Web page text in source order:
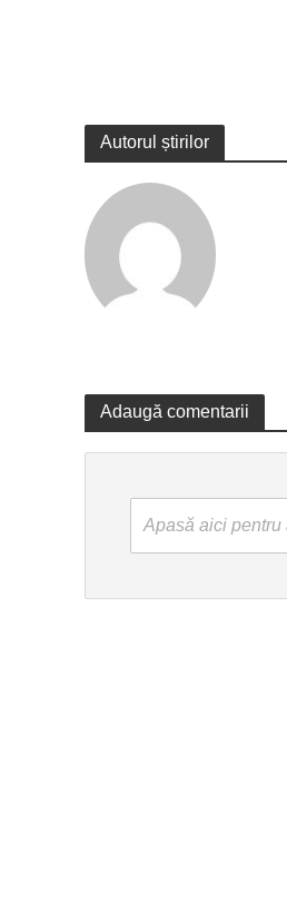
Autorul știrilor
Adaugă comentarii
Apasă aici pentru